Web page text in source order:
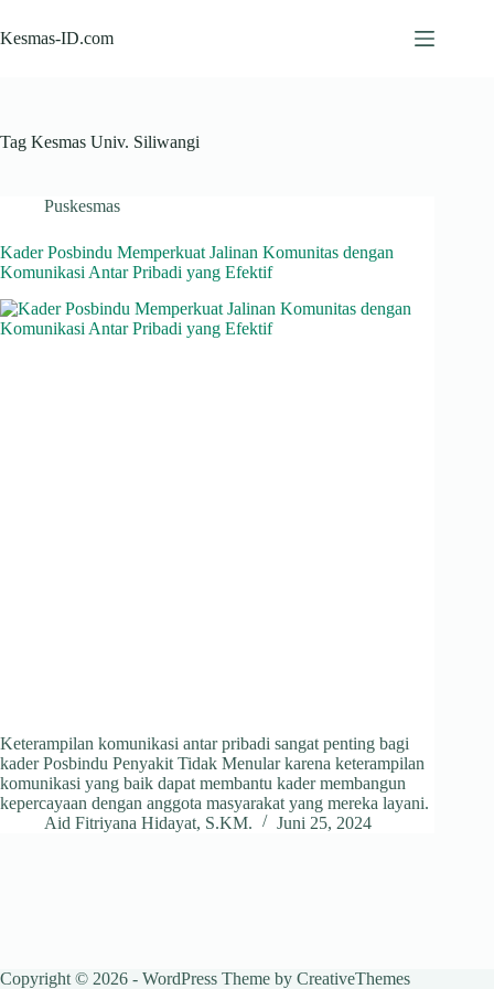
to
content
Kesmas-ID.com
Tag Kesmas Univ. Siliwangi
Puskesmas
Kader Posbindu Memperkuat Jalinan Komunitas dengan
Komunikasi Antar Pribadi yang Efektif
Keterampilan komunikasi antar pribadi sangat penting bagi
kader Posbindu Penyakit Tidak Menular karena keterampilan
komunikasi yang baik dapat membantu kader membangun
kepercayaan dengan anggota masyarakat yang mereka layani.
Aid Fitriyana Hidayat, S.KM.
Juni 25, 2024
Copyright © 2026 - WordPress Theme by CreativeThemes